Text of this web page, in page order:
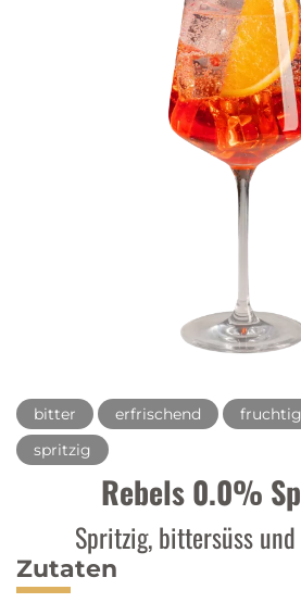
bitter erfrischend fruchtig
spritzig
Rebels 0.0%
Spritzig, bittersüss
Zutaten